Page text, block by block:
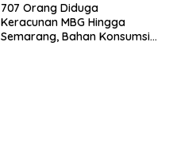
707 Orang Diduga
Keracunan MBG Hingga
Semarang, Bahan Konsumsi